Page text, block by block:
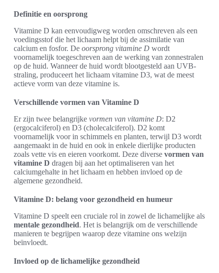
Definitie en oorsprong
Vitamine D kan eenvoudigweg worden omschreven als een
voedingsstof die het lichaam helpt bij de assimilatie van
calcium en fosfor. De oorsprong vitamine D wordt
voornamelijk toegeschreven aan de werking van zonnestralen
op de huid. Wanneer de huid wordt blootgesteld aan UVB-
straling, produceert het lichaam vitamine D3, wat de meest
actieve vorm van deze vitamine is.
Verschillende vormen van Vitamine D
Er zijn twee belangrijke vormen van vitamine D: D2
(ergocalciferol) en D3 (cholecalciferol). D2 komt
voornamelijk voor in schimmels en planten, terwijl D3 wordt
aangemaakt in de huid en ook in enkele dierlijke producten
zoals vette vis en eieren voorkomt. Deze diverse vormen van
vitamine D dragen bij aan het optimaliseren van het
calciumgehalte in het lichaam en hebben invloed op de
algemene gezondheid.
Vitamine D: belang voor gezondheid en humeur
Vitamine D speelt een cruciale rol in zowel de lichamelijke als
mentale gezondheid. Het is belangrijk om de verschillende
manieren te begrijpen waarop deze vitamine ons welzijn
beïnvloedt.
Invloed op de lichamelijke gezondheid